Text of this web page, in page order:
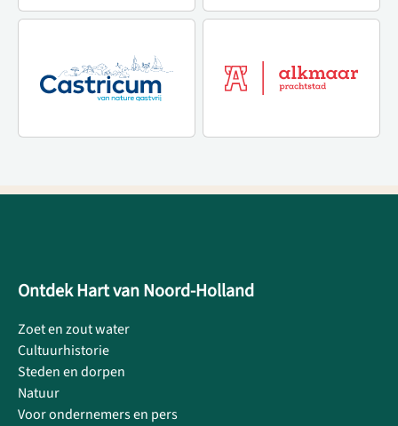
Ontdek Hart van Noord-Holland
Zoet en zout water
Cultuurhistorie
Steden en dorpen
Natuur
Voor ondernemers en pers